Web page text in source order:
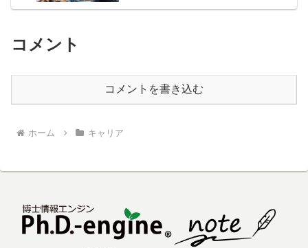
コメント
コメントを書き込む
ホーム キャリア